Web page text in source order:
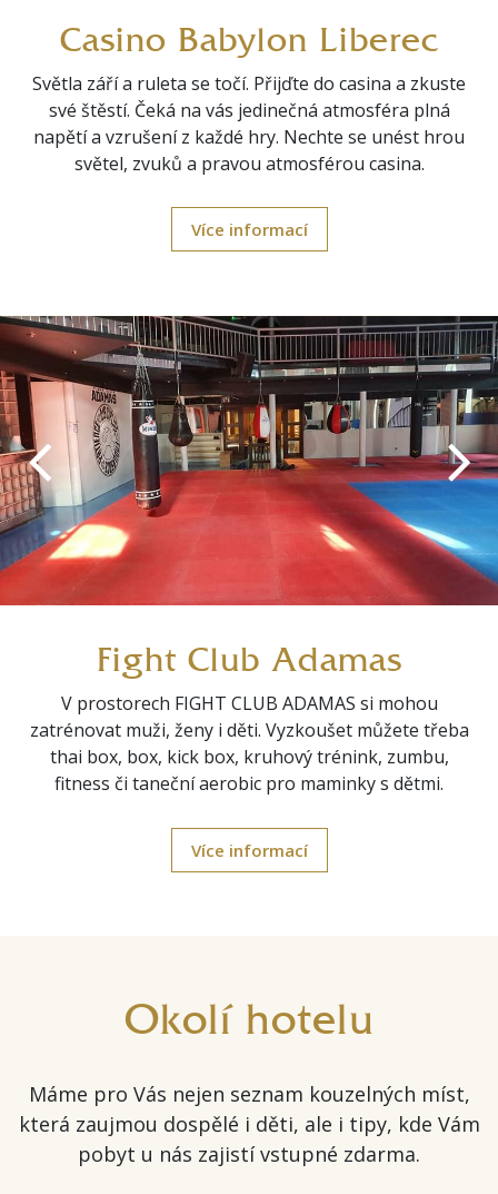
Casino Babylon Liberec
Světla září a ruleta se točí. Přijďte do casina a zkuste
své štěstí. Čeká na vás jedinečná atmosféra plná
napětí a vzrušení z každé hry. Nechte se unést hrou
světel, zvuků a pravou atmosférou casina.
Více informací
Fight Club Adamas
V prostorech FIGHT CLUB ADAMAS si mohou
zatrénovat muži, ženy i děti. Vyzkoušet můžete třeba
thai box, box, kick box, kruhový trénink, zumbu,
fitness či taneční aerobic pro maminky s dětmi.
Více informací
Okolí hotelu
Máme pro Vás nejen seznam kouzelných míst,
která zaujmou dospělé i děti, ale i tipy, kde Vám
pobyt u nás zajistí vstupné zdarma.